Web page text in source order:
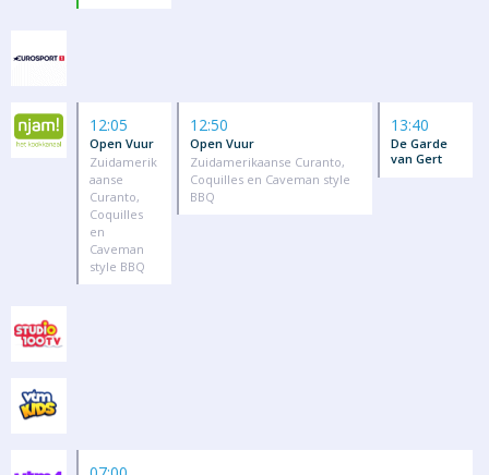
12:05
Open Vuur
Zuidamerik
aanse
Curanto,
Coquilles
en
Caveman
style BBQ
12:50
Open Vuur
Zuidamerikaanse Curanto,
Coquilles en Caveman style
BBQ
13:40
De Garde
van Gert